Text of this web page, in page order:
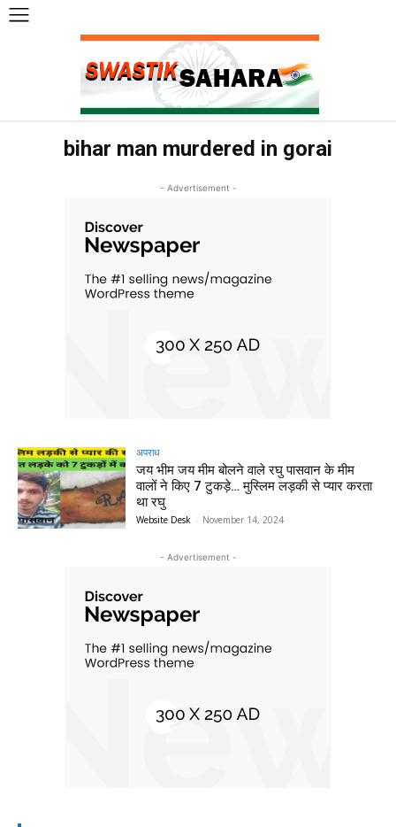
bihar man murdered in gorai
- Advertisement -
अपराध
जय भीम जय मीम बोलने वाले रघु पासवान के मीम
वालों ने किए 7 टुकड़े… मुस्लिम लड़की से प्यार करता
था रघु
Website Desk - November 14, 2024
- Advertisement -